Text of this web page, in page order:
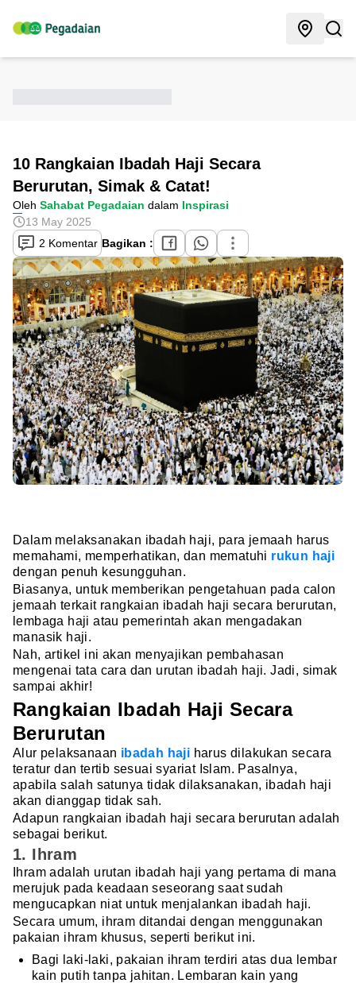
10 Rangkaian Ibadah Haji Secara
Berurutan, Simak & Catat!
Oleh Sahabat Pegadaian dalam Inspirasi
13 May 2025
2 Komentar Bagikan :
Dalam melaksanakan ibadah haji, para jemaah harus
memahami, memperhatikan, dan mematuhi rukun haji
dengan penuh kesungguhan.
Biasanya, untuk memberikan pengetahuan pada calon
jemaah terkait rangkaian ibadah haji secara berurutan,
lembaga haji atau pemerintah akan mengadakan
manasik haji.
Nah, artikel ini akan menyajikan pembahasan
mengenai tata cara dan urutan ibadah haji. Jadi, simak
sampai akhir!
Rangkaian Ibadah Haji Secara
Berurutan
Alur pelaksanaan ibadah haji harus dilakukan secara
teratur dan tertib sesuai syariat Islam. Pasalnya,
apabila salah satunya tidak dilaksanakan, ibadah haji
akan dianggap tidak sah.
Adapun rangkaian ibadah haji secara berurutan adalah
sebagai berikut.
1. Ihram
Ihram adalah urutan ibadah haji yang pertama di mana
merujuk pada keadaan seseorang saat sudah
mengucapkan niat untuk menjalankan ibadah haji.
Secara umum, ihram ditandai dengan menggunakan
pakaian ihram khusus, seperti berikut ini.
Bagi laki-laki, pakaian ihram terdiri atas dua lembar
kain putih tanpa jahitan. Lembaran kain yang